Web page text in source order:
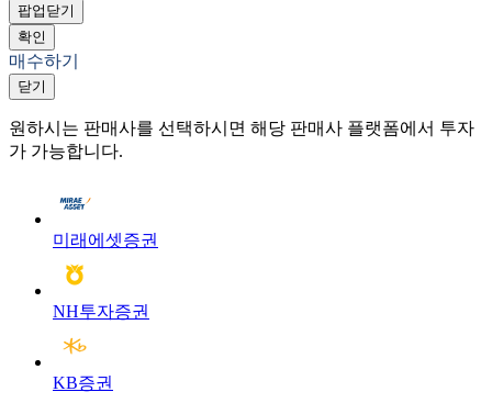
팝업닫기
확인
매수하기
닫기
원하시는 판매사를 선택하시면 해당 판매사 플랫폼에서 투자
가 가능합니다.
미래에셋증권
NH투자증권
KB증권